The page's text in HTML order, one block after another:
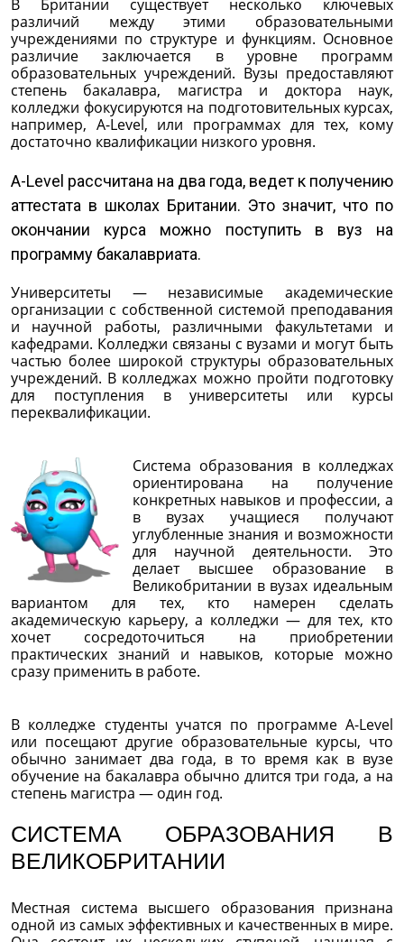
В Британии существует несколько ключевых
различий между этими образовательными
учреждениями по структуре и функциям. Основное
различие заключается в уровне программ
образовательных учреждений. Вузы предоставляют
степень бакалавра, магистра и доктора наук,
колледжи фокусируются на подготовительных курсах,
например, A-Level, или программах для тех, кому
достаточно квалификации низкого уровня.
A-Level рассчитана на два года, ведет к получению
аттестата в школах Британии. Это значит, что по
окончании курса можно поступить в вуз на
программу бакалавриата.
Университеты — независимые академические
организации с собственной системой преподавания
и научной работы, различными факультетами и
кафедрами. Колледжи связаны с вузами и могут быть
частью более широкой структуры образовательных
учреждений. В колледжах можно пройти подготовку
для поступления в университеты или курсы
переквалификации.
Система образования в колледжах
ориентирована на получение
конкретных навыков и профессии, а
в вузах учащиеся получают
углубленные знания и возможности
для научной деятельности. Это
делает высшее образование в
Великобритании в вузах идеальным
вариантом для тех, кто намерен сделать
академическую карьеру, а колледжи — для тех, кто
хочет сосредоточиться на приобретении
практических знаний и навыков, которые можно
сразу применить в работе.
В колледже студенты учатся по программе A-Level
или посещают другие образовательные курсы, что
обычно занимает два года, в то время как в вузе
обучение на бакалавра обычно длится три года, а на
степень магистра — один год.
СИСТЕМА ОБРАЗОВАНИЯ В
ВЕЛИКОБРИТАНИИ
Местная система высшего образования признана
одной из самых эффективных и качественных в мире.